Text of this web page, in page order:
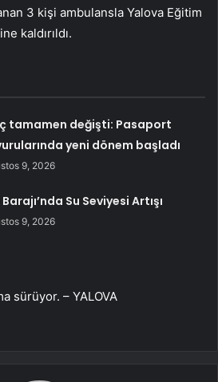
3 kişi ambulansla Yalova Eğitim
kaldırıldı.
tamamen değişti: Pasaport
yeni dönem başladı
9, 2026
Su Seviyesi Artışı
9, 2026
sürüyor. – YALOVA